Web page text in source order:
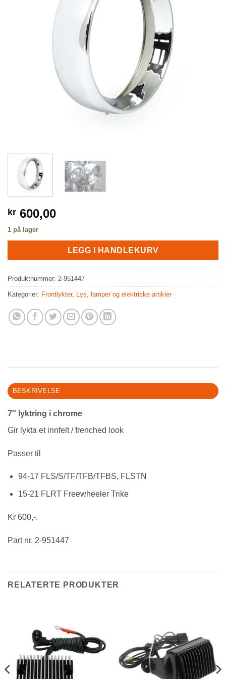
kr 600,00
1 på lager
LEGG I HANDLEKURV
Produktnummer: 2-951447
Kategorier: Frontlykter, Lys, lamper og elektriske artikler
BESKRIVELSE
7″ lyktring i chrome
Gir lykta et innfelt / frenched look
Passer til
94-17 FLS/S/TF/TFB/TFBS, FLSTN
15-21 FLRT Freewheeler Trike
Kr 600,-.
Part nr. 2-951447
RELATERTE PRODUKTER